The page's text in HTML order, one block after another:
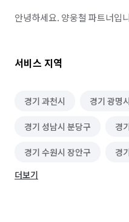
안녕하세요. 양웅철 파트너입
서비스 지역
경기 과천시 경기 광명시
경기 성남시 분당구 경
경기 수원시 장안구 경
경기 안양시 동안구
더보기